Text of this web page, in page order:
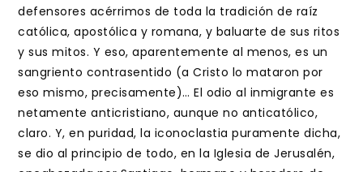
defensores acérrimos de toda la tradición de raíz
católica, apostólica y romana, y baluarte de sus ritos
y sus mitos. Y eso, aparentemente al menos, es un
sangriento contrasentido (a Cristo lo mataron por
eso mismo, precisamente)… El odio al inmigrante es
netamente anticristiano, aunque no anticatólico,
claro. Y, en puridad, la iconoclastia puramente dicha,
se dio al principio de todo, en la Iglesia de Jerusalén,